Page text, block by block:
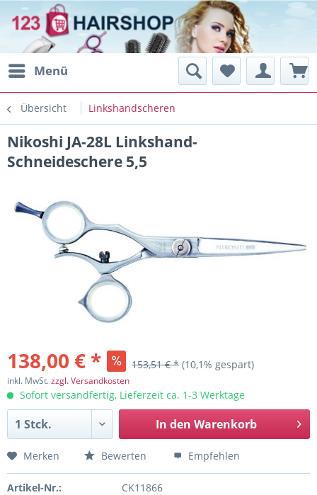
Menü
Übersicht Linkshandscheren
Nikoshi JA-28L Linkshand-
Schneideschere 5,5
138,00 € * 153,51 € * (10,1% gespart)
inkl. MwSt.zzgl. Versandkosten
Sofort versandfertig, Lieferzeit ca. 1-3 Werktage
In den Warenkorb
Merken Bewerten Empfehlen
Artikel-Nr.: CK11866